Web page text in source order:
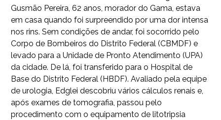
Gusmão Pereira, 62 anos, morador do Gama, estava
em casa quando foi surpreendido por uma dor intensa
nos rins. Sem condições de andar, foi socorrido pelo
Corpo de Bombeiros do Distrito Federal (CBMDF) e
levado para a Unidade de Pronto Atendimento (UPA)
da cidade. De lá, foi transferido para o Hospital de
Base do Distrito Federal (HBDF). Avaliado pela equipe
de urologia, Edglei descobriu vários cálculos renais e,
após exames de tomografia, passou pelo
procedimento com o equipamento de litotripsia